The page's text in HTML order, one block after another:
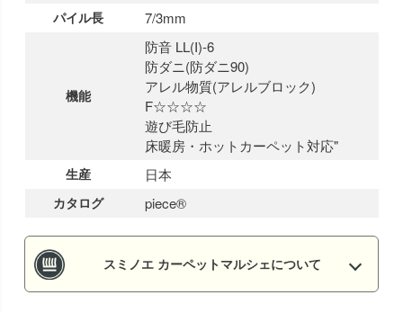
パイル長 7/3mm
機能
防音 LL(I)-6
防ダニ(防ダニ90)
アレル物質(アレルブロック)
F☆☆☆☆
遊び毛防止
床暖房・ホットカーペット対応"
生産 日本
カタログ piece®
スミノエ カーペットマルシェについて